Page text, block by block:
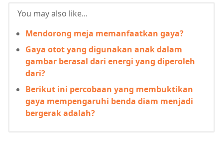
You may also like...
Mendorong meja memanfaatkan gaya?
Gaya otot yang digunakan anak dalam
gambar berasal dari energi yang diperoleh
dari?
Berikut ini percobaan yang membuktikan
gaya mempengaruhi benda diam menjadi
bergerak adalah?